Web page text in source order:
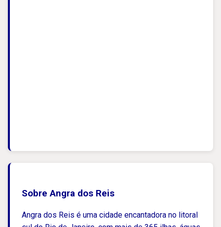
Sobre Angra dos Reis
Angra dos Reis é uma cidade encantadora no litoral